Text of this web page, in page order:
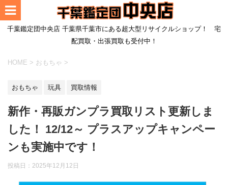
千葉鑑定団中央店 千葉県千葉市にある超大型リサイクルショップ！ 宅
配買取・出張買取も受付中！
HOME > おもちゃ >
おもちゃ 玩具 買取情報
新作・再販ガンプラ買取リスト更新しま
した！ 12/12～ プラスアップキャンペー
ンも実施中です！
投稿日： 2025年12月12日